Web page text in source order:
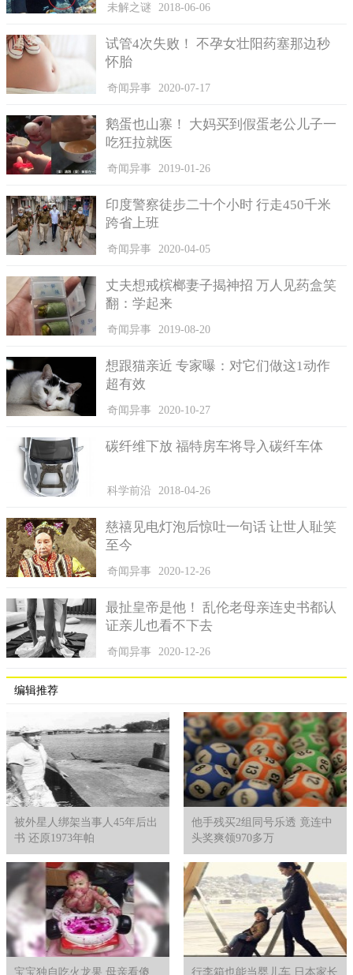
二、蓝色人种是否有可能变正常
次家族性的体检活动，这个发现震惊了当时的医学界，这个家族
在当时是名望家族，叫福盖特家族，家族中的绝大部分成员检测
出来的结果都是蓝色皮肤，所以在当时他们虽然属于名门望族，
都是躲避起来，不轻易露面。
当时的体检结果引来医学界关注，其中血液专家麦迪逊.卡因
经过研究发现这个蓝色皮肤产生的原因，是因为这个家族成员中
族的成员都恢复了正常的肤色和血色，从此他们不再躲避人们，
可以光明正大的生活和交际了。
三、遗传性蓝色人种
对蓝色人种的研究并没有止步，后来专家们还发现，这跟遗
传有着某种关系，而且这个遗传还追溯到19世纪20年代，时间久
远，都属于隐性基因，只是遗传到后代之后转化为显性，所以后
代的皮肤才呈现出蓝色。
近亲结婚的危害可以说无人不知无人不晓的，其他正常的家
基因显性也好隐形也罢一直存在着，如果后代与正常人结合，那
蓝色皮肤发生的概率就有可能降低，到最后慢慢消失。
未解之谜 2018-06-06
试管4次失败！ 不孕女壮阳药塞那边秒
怀胎
奇闻异事 2020-07-17
鹅蛋也山寨！ 大妈买到假蛋老公儿子一
吃狂拉就医
奇闻异事 2019-01-26
印度警察徒步二十个小时 行走450千米
跨省上班
奇闻异事 2020-04-05
丈夫想戒槟榔妻子揭神招 万人见药盒笑
翻：学起来
奇闻异事 2019-08-20
想跟猫亲近 专家曝：对它们做这1动作
超有效
奇闻异事 2020-10-27
碳纤维下放 福特房车将导入碳纤车体
科学前沿 2018-04-26
慈禧见电灯泡后惊吐一句话 让世人耻笑
至今
奇闻异事 2020-12-26
最扯皇帝是他！ 乱伦老母亲连史书都认
证亲儿也看不下去
奇闻异事 2020-12-26
编辑推荐
被外星人绑架当事人45年后出
书 还原1973年帕
他手残买2组同号乐透 竟连中
头奖爽领970多万
宝宝独自吃火龙果 母亲看傻 行李箱也能当婴儿车 日本家长